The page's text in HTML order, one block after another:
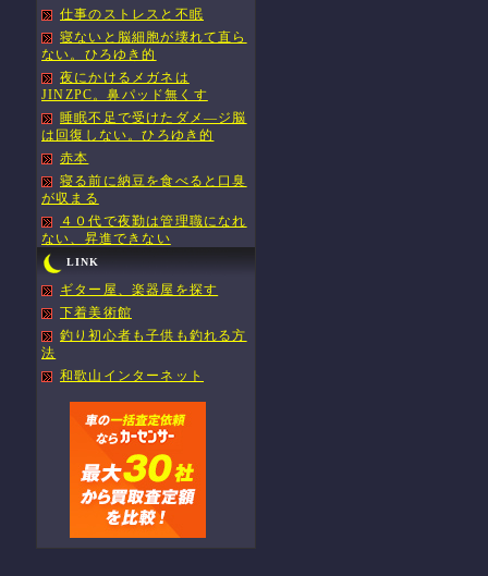
仕事のストレスと不眠
寝ないと脳細胞が壊れて直ら
ない。ひろゆき的
夜にかけるメガネは
JINZPC。鼻パッド無くす
睡眠不足で受けたダメ―ジ脳
は回復しない。ひろゆき的
赤本
寝る前に納豆を食べると口臭
が収まる
４０代で夜勤は管理職になれ
ない、昇進できない
LINK
ギター屋、楽器屋を探す
下着美術館
釣り初心者も子供も釣れる方
法
和歌山インターネット